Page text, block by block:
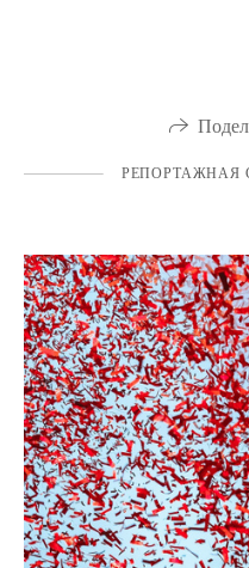
РЕПОРТАЖНАЯ